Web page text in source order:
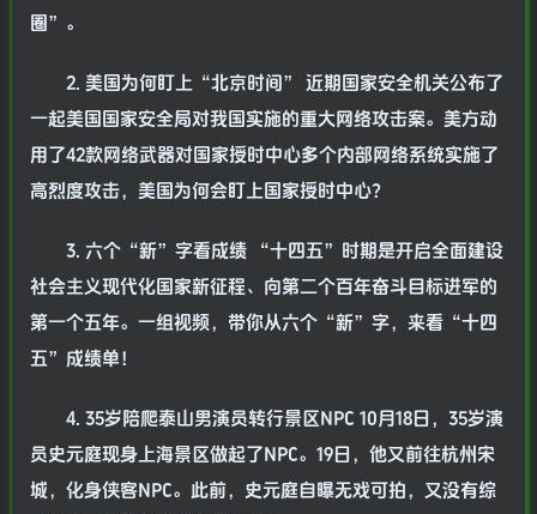
圈”。
2. 美国为何盯上“北京时间” 近期国家安全机关公布了
一起美国国家安全局对我国实施的重大网络攻击案。美方动
用了42款网络武器对国家授时中心多个内部网络系统实施了
高烈度攻击，美国为何会盯上国家授时中心？
3. 六个“新”字看成绩 “十四五”时期是开启全面建设
社会主义现代化国家新征程、向第二个百年奋斗目标进军的
第一个五年。一组视频，带你从六个“新”字，来看“十四
五”成绩单！
4. 35岁陪爬泰山男演员转行景区NPC 10月18日，35岁演
员史元庭现身上海景区做起了NPC。19日，他又前往杭州宋
城，化身侠客NPC。此前，史元庭自曝无戏可拍，又没有综